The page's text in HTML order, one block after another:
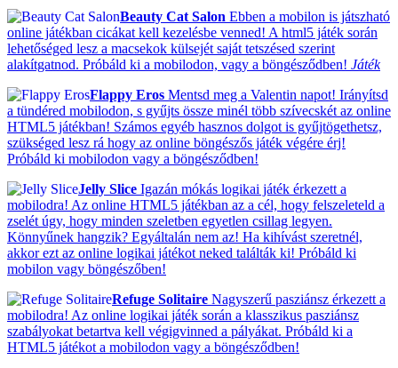
Beauty Cat Salon Ebben a mobilon is játszható
online játékban cicákat kell kezelésbe venned! A html5 játék során
lehetőséged lesz a macsekok külsejét saját tetszésed szerint
alakítgatnod. Próbáld ki a mobilodon, vagy a böngésződben! Játék
Flappy Eros Mentsd meg a Valentin napot! Irányítsd
a tündéred mobilodon, s gyűjts össze minél több szívecskét az online
HTML5 játékban! Számos egyéb hasznos dolgot is gyűjtögethetsz,
szükséged lesz rá hogy az online böngészős játék végére érj!
Próbáld ki mobilodon vagy a böngésződben!
Jelly Slice Igazán mókás logikai játék érkezett a
mobilodra! Az online HTML5 játékban az a cél, hogy felszeleteld a
zselét úgy, hogy minden szeletben egyetlen csillag legyen.
Könnyűnek hangzik? Egyáltalán nem az! Ha kihívást szeretnél,
akkor ezt az online logikai játékot neked találták ki! Próbáld ki
mobilon vagy böngészőben!
Refuge Solitaire Nagyszerű pasziánsz érkezett a
mobilodra! Az online logikai játék során a klasszikus pasziánsz
szabályokat betartva kell végigvinned a pályákat. Próbáld ki a
HTML5 játékot a mobilodon vagy a böngésződben!